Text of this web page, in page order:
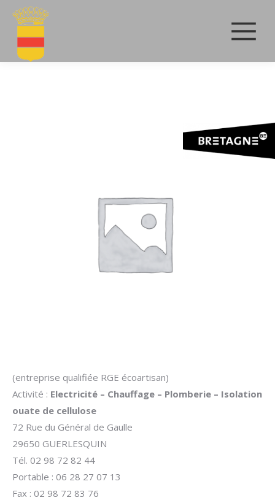
(entreprise qualifiée RGE écoartisan)
Activité : Electricité – Chauffage – Plomberie – Isolation
ouate de cellulose
72 Rue du Général de Gaulle
29650 GUERLESQUIN
Tél. 02 98 72 82 44
Portable : 06 28 27 07 13
Fax : 02 98 72 83 76